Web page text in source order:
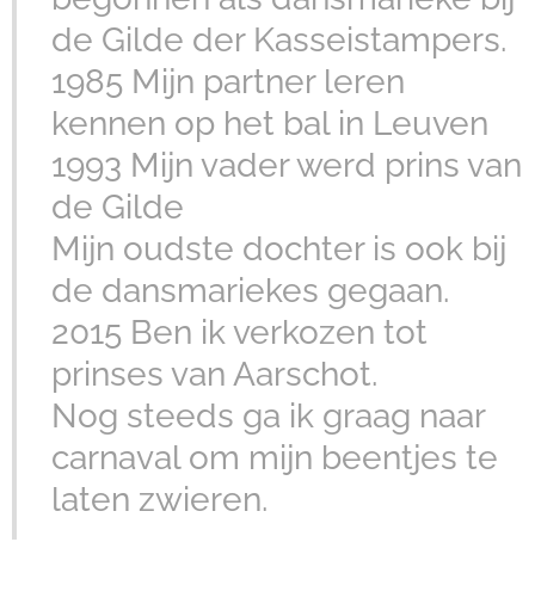
de Gilde der Kasseistampers.
1985 Mijn partner leren
kennen op het bal in Leuven
1993 Mijn vader werd prins van
de Gilde
Mijn oudste dochter is ook bij
de dansmariekes gegaan.
2015 Ben ik verkozen tot
prinses van Aarschot.
Nog steeds ga ik graag naar
carnaval om mijn beentjes te
laten zwieren.